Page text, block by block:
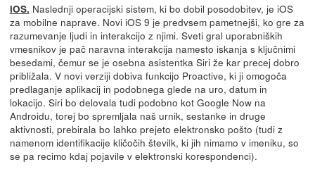
iOS. Naslednji operacijski sistem, ki bo dobil posodobitev, je iOS
za mobilne naprave. Novi iOS 9 je predvsem pametnejši, ko gre za
razumevanje ljudi in interakcijo z njimi. Sveti gral uporabniških
vmesnikov je pač naravna interakcija namesto iskanja s ključnimi
besedami, čemur se je osebna asistentka Siri že kar precej dobro
približala. V novi verziji dobiva funkcijo Proactive, ki ji omogoča
predlaganje aplikacij in podobnega glede na uro, datum in
lokacijo. Siri bo delovala tudi podobno kot Google Now na
Androidu, torej bo spremljala naš urnik, sestanke in druge
aktivnosti, prebirala bo lahko prejeto elektronsko pošto (tudi z
namenom identifikacije kličočih številk, ki jih nimamo v imeniku, so
se pa recimo kdaj pojavile v elektronski korespondenci).